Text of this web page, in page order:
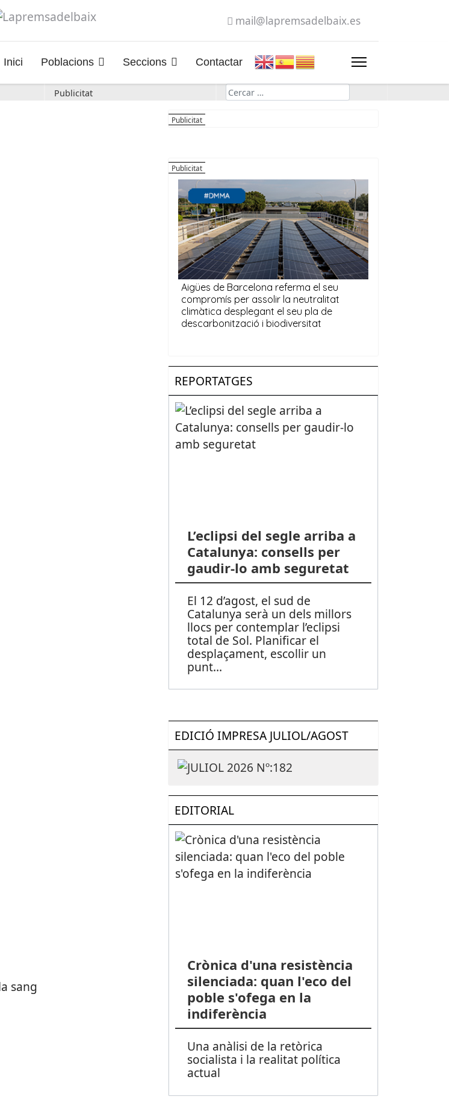
mail@lapremsadelbaix.es
Inici Poblacions Seccions Contactar
Publicitat Cerca
REPORTATGES
L’eclipsi del segle arriba a
Catalunya: consells per
gaudir-lo amb seguretat
El 12 d’agost, el sud de
Catalunya serà un dels millors
llocs per contemplar l’eclipsi
total de Sol. Planificar el
desplaçament, escollir un
punt...
EDICIÓ IMPRESA JULIOL/AGOST
EDITORIAL
Crònica d'una resistència
silenciada: quan l'eco del
poble s'ofega en la
indiferència
Una anàlisi de la retòrica
socialista i la realitat política
actual